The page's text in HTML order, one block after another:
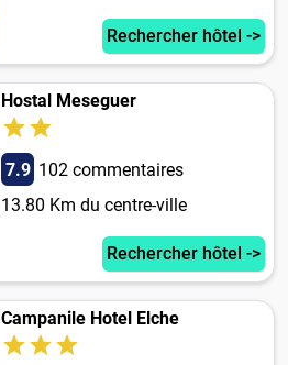
Rechercher hôtel ->
Hostal Meseguer
7.9 102 commentaires
13.80 Km du centre-ville
Rechercher hôtel ->
Campanile Hotel Elche